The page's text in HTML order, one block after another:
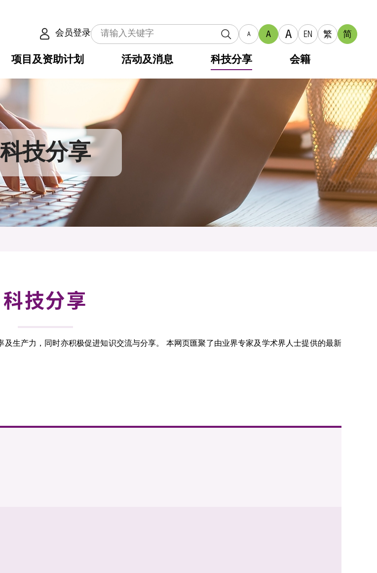
会员登录 A A A EN 繁 简
术
项目及资助计划 活动及消息 科技分享 会籍
科技分享
科技分享
生产力，同时亦积极促进知识交流与分享。 本网页匯聚了由业界专家及学术界人士提供的最新